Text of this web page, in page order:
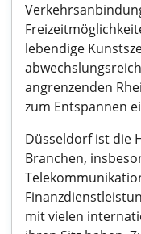
lebendige
angrenzenden
zum Entspannen
Düsseldorf ist die
Branchen,
mit vielen